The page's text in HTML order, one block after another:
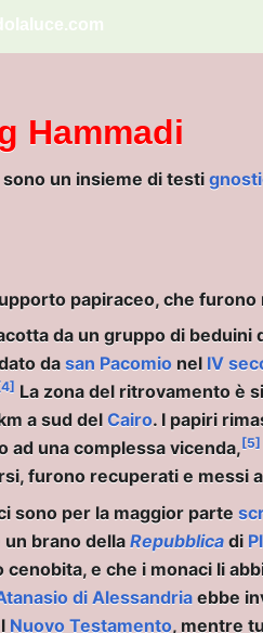
Hammadi
sono un insieme di testi
papiraceo, che
da un gruppo di beduini
da san Pacomio nel IV
La zona del ritrovamento è
a sud del Cairo. I papiri
ad una complessa vicenda,[5]
furono recuperati e messi
sono per la maggior parte
un brano dellaRepubblica di
e che i monaci li
di Alessandria ebbe
Nuovo Testamento, mentre